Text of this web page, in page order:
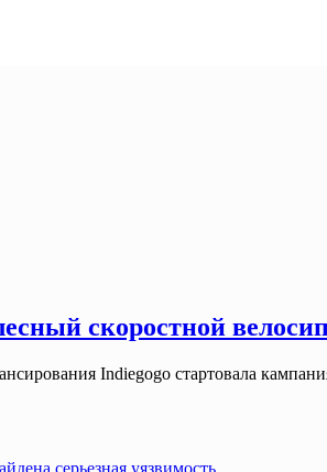
скоростной
Indiegogo стартовала
серьезная уязвимость